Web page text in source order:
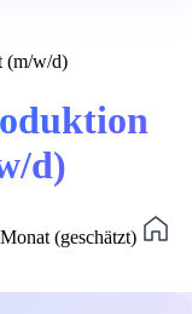
(m/w/d)
d)
(geschätzt)